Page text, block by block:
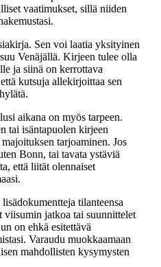
vaatimukset, sillä niiden
Sen voi laatia yksityinen
Venäjällä. Kirjeen tulee olla
ja siinä on kerrottava
kutsuja allekirjoittaa sen
aikana on myös tarpeen.
tai isäntapuolen kirjeen
tarjoaminen. Jos
Bonn, tai tavata ystäviä
että liität olennaiset
tilanteensa
viisumin jatkoa tai suunnittelet
on ehkä esitettävä
Varaudu muokkaamaan
mahdollisten kysymysten